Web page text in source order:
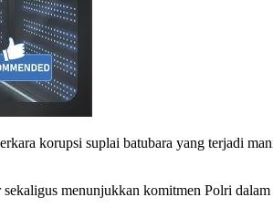
korupsi suplai batubara yang terjadi
menunjukkan komitmen Polri